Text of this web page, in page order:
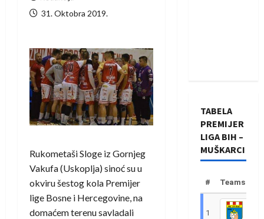
31. Oktobra 2019.
Rukometaši Sloge iz Gornjeg
Vakufa (Uskoplja) sinoć su u
okviru šestog kola Premijer
lige Bosne i Hercegovine, na
domaćem terenu savladali
TABELA
PREMIJER
LIGA BIH –
MUŠKARCI
# Teams
1